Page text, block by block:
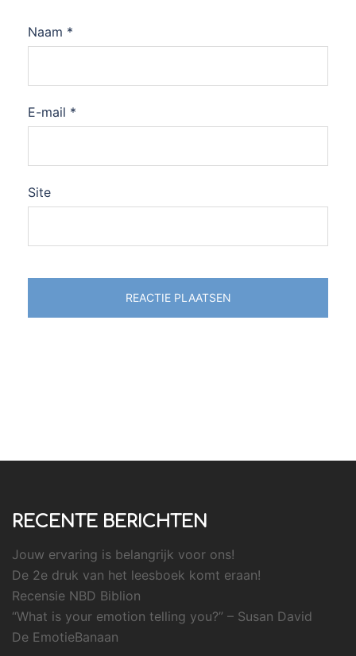
Naam *
E-mail *
Site
RECENTE BERICHTEN
Jouw ervaring is belangrijk voor ons!
De 2e druk van het leesboek komt eraan!
Recensie NBD Biblion
“What is your emotion telling you?” – Susan David
De EmotieBanaan